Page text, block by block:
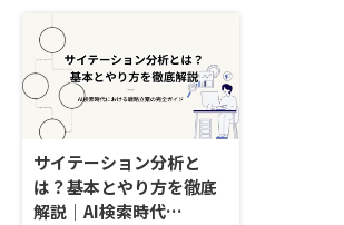
サイテーション分析と
は？基本とやり方を徹底
解説｜AI検索時代…